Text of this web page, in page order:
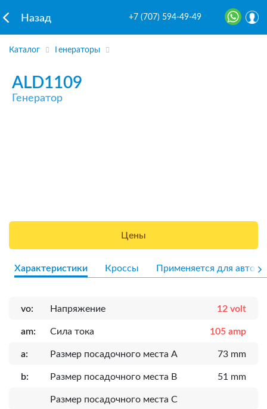
Назад +7 (707) 594-49-49
Каталог Генераторы
ALD1109
Генератор
Цены
Характеристики Кроссы Применяется для авто
vo: Напряжение 12 volt
am: Сила тока 105 amp
a: Размер посадочного места A 73 mm
b: Размер посадочного места B 51 mm
Размер посадочного места C